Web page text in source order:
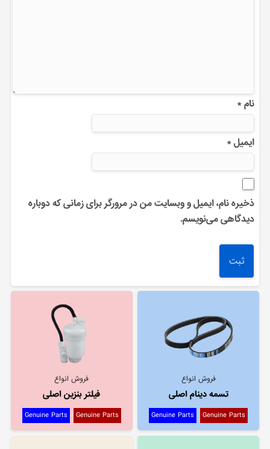
نام*
ایمیل*
ذخیره نام، ایمیل و وبسایت من در مرورگر برای زمانی که دوباره
دیدگاهی می‌نویسم.
فروش انواع
تسمه دینام اصلی
Genuine Parts
Genuine Parts
فروش انواع
فیلتر بنزین اصلی
Genuine Parts
Genuine Parts